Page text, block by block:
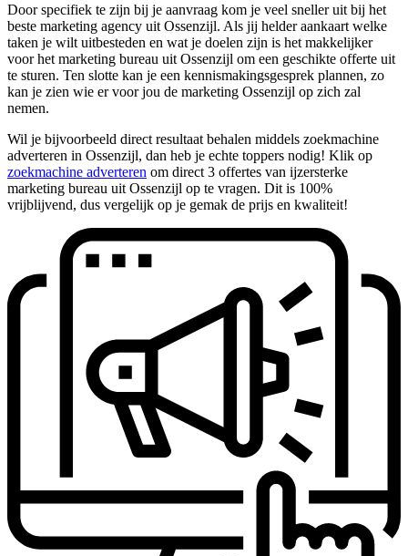
Door specifiek te zijn bij je aanvraag kom je veel sneller uit bij het
beste marketing agency uit Ossenzijl. Als jij helder aankaart welke
taken je wilt uitbesteden en wat je doelen zijn is het makkelijker
voor het marketing bureau uit Ossenzijl om een geschikte offerte uit
te sturen. Ten slotte kan je een kennismakingsgesprek plannen, zo
kan je zien wie er voor jou de marketing Ossenzijl op zich zal
nemen.
Wil je bijvoorbeeld direct resultaat behalen middels zoekmachine
adverteren in Ossenzijl, dan heb je echte toppers nodig! Klik op
zoekmachine adverteren om direct 3 offertes van ijzersterke
marketing bureau uit Ossenzijl op te vragen. Dit is 100%
vrijblijvend, dus vergelijk op je gemak de prijs en kwaliteit!